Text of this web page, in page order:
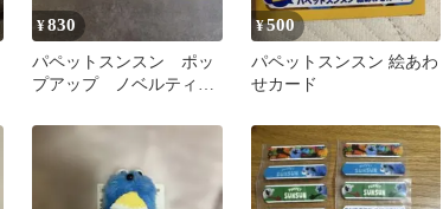
¥830
パペットスンスン ポッ
プアップ ノベルティカ
¥500
パペットスンスン 絵あわ
せカード